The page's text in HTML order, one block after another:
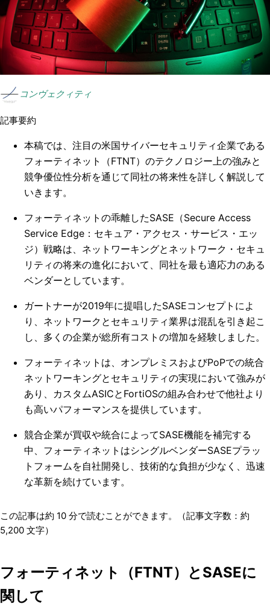
コンヴェクィティ
記事要約
本稿では、注目の米国サイバーセキュリティ企業である
フォーティネット（FTNT）のテクノロジー上の強みと
競争優位性分析を通じて同社の将来性を詳しく解説して
いきます。
フォーティネットの乖離したSASE（Secure Access
Service Edge：セキュア・アクセス・サービス・エッ
ジ）戦略は、ネットワーキングとネットワーク・セキュ
リティの将来の進化において、同社を最も適応力のある
ベンダーとしています。
ガートナーが2019年に提唱したSASEコンセプトによ
り、ネットワークとセキュリティ業界は混乱を引き起こ
し、多くの企業が総所有コストの増加を経験しました。
フォーティネットは、オンプレミスおよびPoPでの統合
ネットワーキングとセキュリティの実現において強みが
あり、カスタムASICとFortiOSの組み合わせで他社より
も高いパフォーマンスを提供しています。
競合企業が買収や統合によってSASE機能を補完する
中、フォーティネットはシングルベンダーSASEプラッ
トフォームを自社開発し、技術的な負担が少なく、迅速
な革新を続けています。
この記事は約 10 分で読むことができます。（記事文字数：約
5,200 文字）
フォーティネット（FTNT）とSASEに
関して